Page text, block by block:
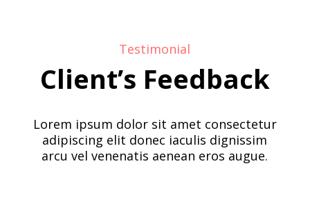
Testimonial
Client’s Feedback
Lorem ipsum dolor sit amet consectetur
adipiscing elit donec iaculis dignissim
arcu vel venenatis aenean eros augue.